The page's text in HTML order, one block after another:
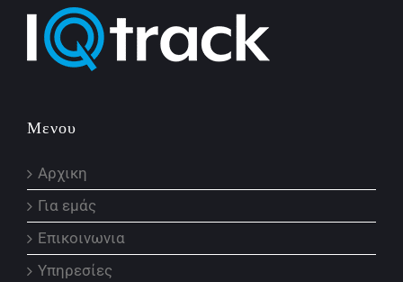
Μενου
Αρχικη
Για εμάς
Επικοινωνια
Υπηρεσίες